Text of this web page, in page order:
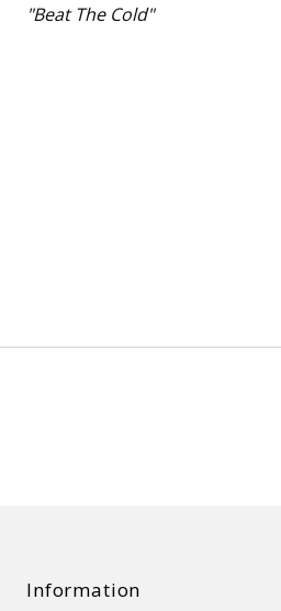
"Beat The Cold"
Information